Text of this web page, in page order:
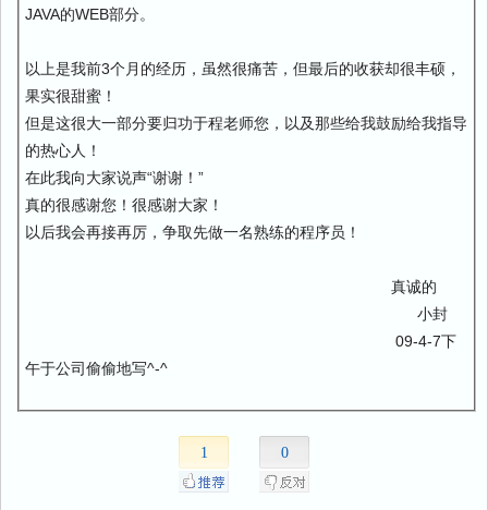
JAVA的WEB部分。
以上是我前3个月的经历，虽然很痛苦，但最后的收获却很丰硕，
果实很甜蜜！
但是这很大一部分要归功于程老师您，以及那些给我鼓励给我指导
的热心人！
在此我向大家说声“谢谢！”
真的很感谢您！很感谢大家！
以后我会再接再厉，争取先做一名熟练的程序员！
真诚的
小封
09-4-7下
午于公司偷偷地写^-^
1 0